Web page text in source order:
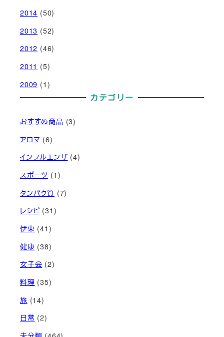
2014 (50)
2013 (52)
2012 (46)
2011 (5)
2009 (1)
カテゴリー
おすすめ商品 (3)
アロマ (6)
インフルエンザ (4)
スポーツ (1)
タンパク質 (7)
レシピ(31)
伊東 (41)
健康 (38)
女子会 (2)
料理 (35)
旅 (14)
日常 (2)